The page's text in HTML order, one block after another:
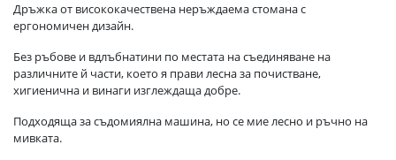
Дръжка от висококачествена неръждаема стомана с
ергономичен дизайн.
Без ръбове и вдлъбнатини по местата на съединяване на
различните й части, което я прави лесна за почистване,
хигиенична и винаги изглеждаща добре.
Подходяща за съдомиялна машина, но се мие лесно и ръчно на
мивката.